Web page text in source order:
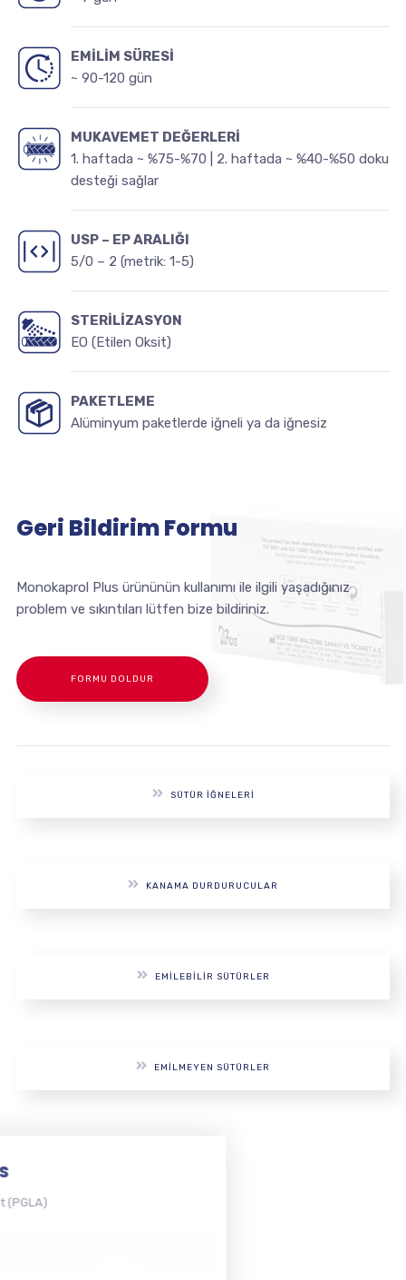
EMİLİM SÜRESİ
~ 90-120 gün
MUKAVEMET DEĞERLERİ
1. haftada ~ %75-%70 | 2. haftada ~ %40-%50 doku
desteği sağlar
USP – EP ARALIĞI
5/0 – 2 (metrik: 1-5)
STERİLİZASYON
EO (Etilen Oksit)
PAKETLEME
Alüminyum paketlerde iğneli ya da iğnesiz
Geri Bildirim Formu
Monokaprol Plus ürününün kullanımı ile ilgili yaşadığınız
problem ve sıkıntıları lütfen bize bildiriniz.
FORMU DOLDUR
SÜTÜR İĞNELERI
KANAMA DURDURUCULAR
EMILEBILIR SÜTÜRLER
EMILMEYEN SÜTÜRLER
Poli Glikolid Kaprolakton (PGCL)